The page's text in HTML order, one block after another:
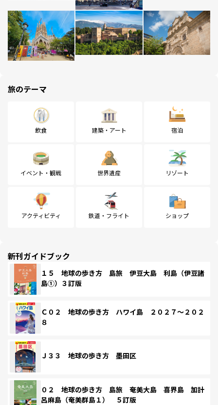
旅のテーマ
飲食 建築・アート 宿泊
イベント・観戦 世界遺産 リゾート
アクティビティ 鉄道・フライト ショップ
新刊ガイドブック
１５ 地球の歩き方 島旅 伊豆大島 利島（伊豆諸
島①）３訂版
Ｃ０２ 地球の歩き方 ハワイ島 ２０２７～２０２
８
Ｊ３３ 地球の歩き方 墨田区
０２ 地球の歩き方 島旅 奄美大島 喜界島 加計
呂麻島（奄美群島１） ５訂版